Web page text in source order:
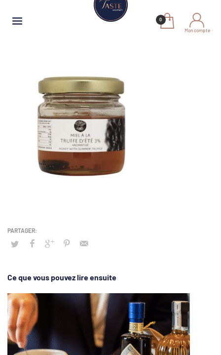
Mon compte
Ce que vous pouvez lire ensuite